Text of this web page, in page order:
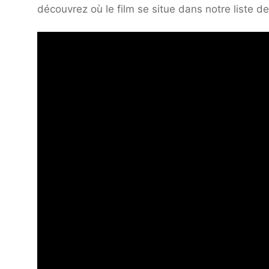
découvrez où le film se situe dans notre liste